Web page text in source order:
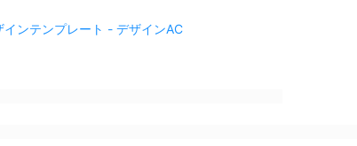
インテンプレート - デザインAC